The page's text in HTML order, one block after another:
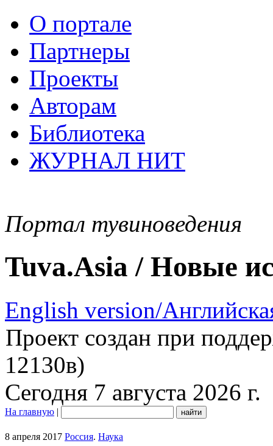
О портале
Партнеры
Проекты
Авторам
Библиотека
ЖУРНАЛ НИТ
Портал тувиноведения
Tuva.Asia / Новые
English version/
Проект создан при
12130в)
Сегодня 7 августа 2026 г.
На главную |
8 апреля 2017 Россия. Наука